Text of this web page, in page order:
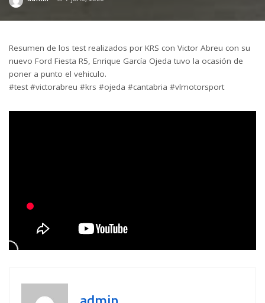
Resumen de los test realizados por KRS con Victor Abreu con su
nuevo Ford Fiesta R5, Enrique García Ojeda tuvo la ocasión de
poner a punto el vehiculo.
#test #victorabreu #krs #ojeda #cantabria #vlmotorsport